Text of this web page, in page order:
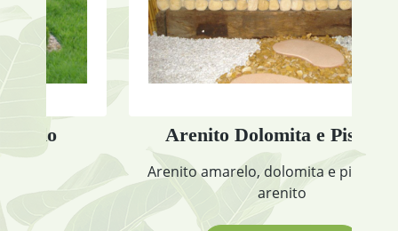
Arenito Dolomita e Pisantes
Arenito amarelo, dolomita e pisantes de
arenito